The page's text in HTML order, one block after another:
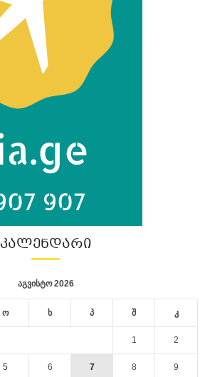
ᲙᲐᲚᲔᲜᲓᲐᲠᲘ
აგვისტო 2026
ო ხ პ შ კ
1 2
5 6 7 8 9